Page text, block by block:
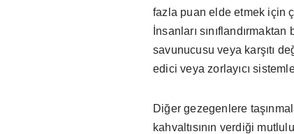
fazla puan elde etmek için
İnsanları
savunucusu veya karşıtı
edici veya zorlayıcı
Diğer gezegenlere
kahvaltısının verdiği